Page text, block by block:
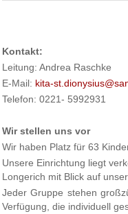
Kontakt:
Leitung: Andrea Raschke
E-Mail: kita-
Telefon: 0221- 5992931
Wir stellen uns vor
Wir haben Platz für 63
Unsere Einrichtung liegt
Longerich mit Blick auf
Jeder Gruppe stehen
Verfügung, die individuell